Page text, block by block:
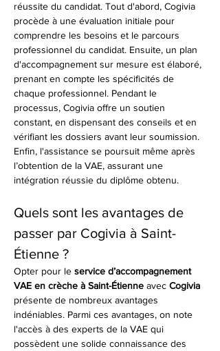
réussite du candidat. Tout d'abord, Cogivia
procède à une évaluation initiale pour
comprendre les besoins et le parcours
professionnel du candidat. Ensuite, un plan
d'accompagnement sur mesure est élaboré,
prenant en compte les spécificités de
chaque professionnel. Pendant le
processus, Cogivia offre un soutien
constant, en dispensant des conseils et en
vérifiant les dossiers avant leur soumission.
Enfin, l'assistance se poursuit même après
l’obtention de la VAE, assurant une
intégration réussie du diplôme obtenu.
Quels sont les avantages de
passer par Cogivia à Saint-
Étienne ?
Opter pour le service d’accompagnement
VAE en crèche à Saint-Étienne avec Cogivia
présente de nombreux avantages
indéniables. Parmi ces avantages, on note
l'accès à des experts de la VAE qui
possèdent une solide connaissance des